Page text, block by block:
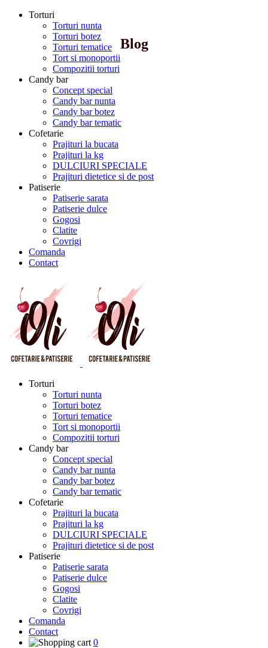
Torturi
Torturi nunta
Torturi botez
Torturi tematice
Tort si monoportii
Compozitii torturi
Candy bar
Concept special
Candy bar nunta
Candy bar botez
Candy bar tematic
Cofetarie
Prajituri la bucata
Prajituri la kg
DULCIURI SPECIALE
Prajituri dietetice si de post
Patiserie
Patiserie sarata
Patiserie dulce
Gogosi
Clatite
Covrigi
Comanda
Contact
Torturi
Torturi nunta
Torturi botez
Torturi tematice
Tort si monoportii
Compozitii torturi
Candy bar
Concept special
Candy bar nunta
Candy bar botez
Candy bar tematic
Cofetarie
Prajituri la bucata
Prajituri la kg
DULCIURI SPECIALE
Prajituri dietetice si de post
Patiserie
Patiserie sarata
Patiserie dulce
Gogosi
Clatite
Covrigi
Comanda
Contact
0
Blog